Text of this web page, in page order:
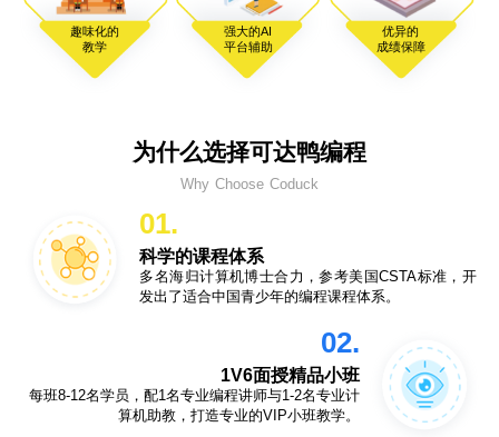
趣味化的
教学
强大的AI
平台辅助
优异的
成绩保障
为什么选择可达鸭编程
Why Choose Coduck
01.
科学的课程体系
多名海归计算机博士合力，参考美国CSTA标准，开
发出了适合中国青少年的编程课程体系。
02.
1V6面授精品小班
每班8-12名学员，配1名专业编程讲师与1-2名专业计
算机助教，打造专业的VIP小班教学。